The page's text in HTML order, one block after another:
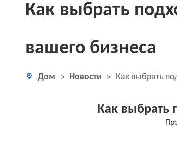
Как выбрать
вашего бизнеса
Дом » Новости » Как выбрать
Как выбрать